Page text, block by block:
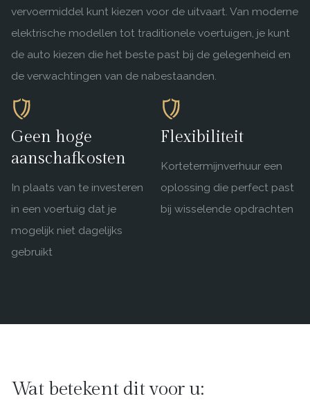
vervoermiddel kunt kiezen voor de uitvaart. Van moderne
elektrische modellen tot traditionele voertuigen, je kunt
de auto kiezen die het beste past bij de gelegenheid en
de verwachtingen van de nabestaanden.
Geen hoge
aanschafkosten
In plaats van te investeren
in een voertuig dat je
mogelijk niet dagelijks
gebruikt
Flexibiliteit
Kortetermijnverhuur een
oplossing die perfect past
bij wisselende opdrachten
Wat betekent dit voor u: